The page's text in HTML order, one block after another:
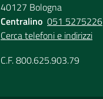
40127 Bologna
Centralino 051 5275226
Cerca telefoni e indirizzi
C.F. 800.625.903.79